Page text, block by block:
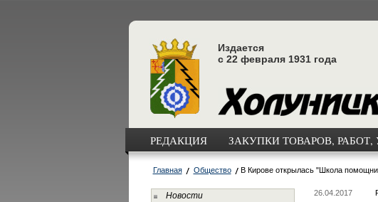
Издается
с 22 февраля 1931 года
РЕДАКЦИЯ ЗАКУПКИ ТОВАРОВ, РАБОТ,
Главная Общество В Кирове открылась "Школа
Новости
26.04.2017